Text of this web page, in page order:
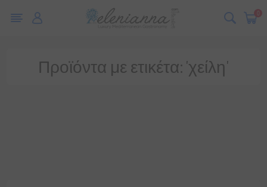
0
Προϊόντα με ετικέτα: 'χείλη'